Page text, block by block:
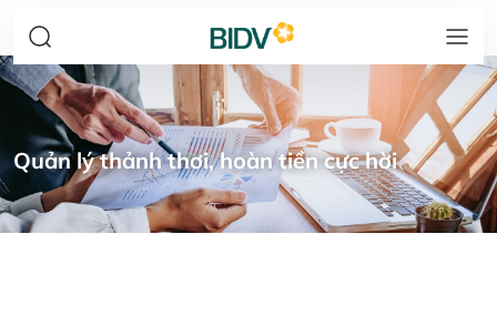
Quản lý thảnh thơi, hoàn tiền cực hời